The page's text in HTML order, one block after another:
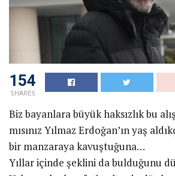
154
SHARES
Biz bayanlara büyük haksızlık bu
mısınız Yılmaz Erdoğan’ın yaş
bir manzaraya kavuştuğuna…
Yıllar içinde şeklini da bulduğunu